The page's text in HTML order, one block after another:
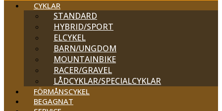
CYKLAR
STANDARD
HYBRID/SPORT
ELCYKEL
BARN/UNGDOM
MOUNTAINBIKE
RACER/GRAVEL
LÅDCYKLAR/SPECIALCYKLAR
FÖRMÅNSCYKEL
BEGAGNAT